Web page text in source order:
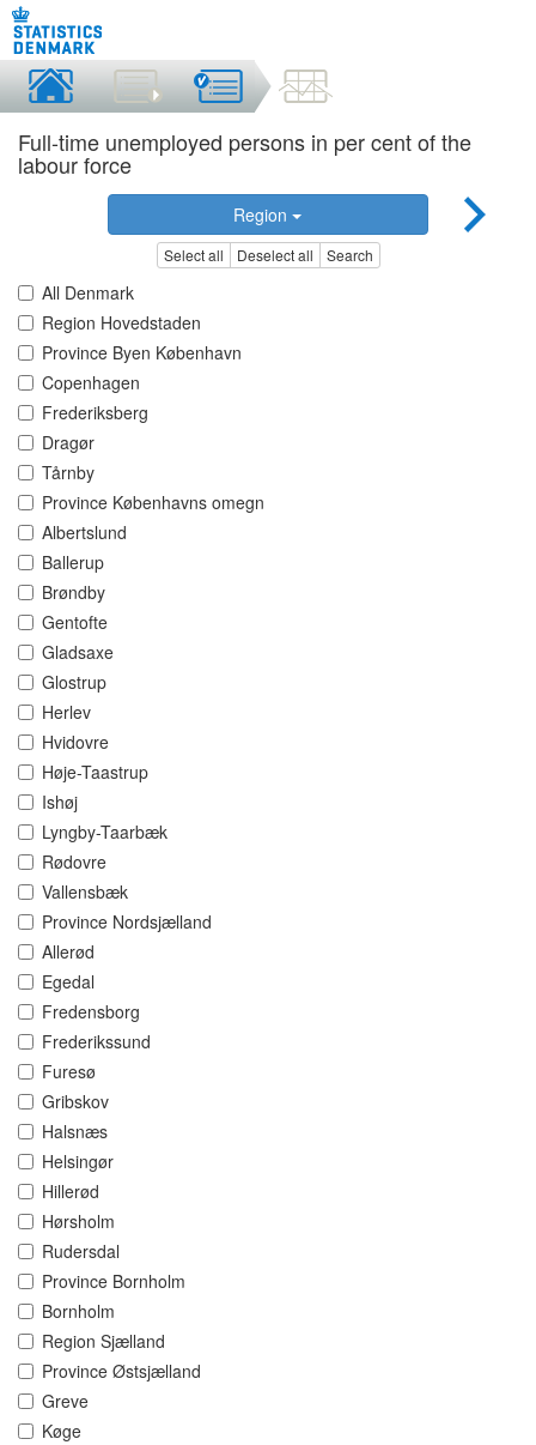
Full-time unemployed persons in per cent of the
labour force
Region
Select all Deselect all Search
All Denmark
Region Hovedstaden
Province Byen København
Copenhagen
Frederiksberg
Dragør
Tårnby
Province Københavns omegn
Albertslund
Ballerup
Brøndby
Gentofte
Gladsaxe
Glostrup
Herlev
Hvidovre
Høje-Taastrup
Ishøj
Lyngby-Taarbæk
Rødovre
Vallensbæk
Province Nordsjælland
Allerød
Egedal
Fredensborg
Frederikssund
Furesø
Gribskov
Halsnæs
Helsingør
Hillerød
Hørsholm
Rudersdal
Province Bornholm
Bornholm
Region Sjælland
Province Østsjælland
Greve
Køge